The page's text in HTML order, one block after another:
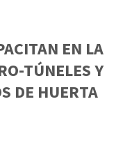
EN LA
TÚNELES Y
DE HUERTA